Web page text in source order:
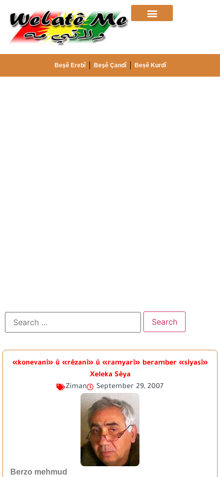
Beşê Erebî Beşê Çandî Beșê Kurdî
«konevanî» û «rêzanî» û «ramyarî» beramber «siyasî»
Xeleka Sêya
Ziman
September 29, 2007
Berzo mehmud